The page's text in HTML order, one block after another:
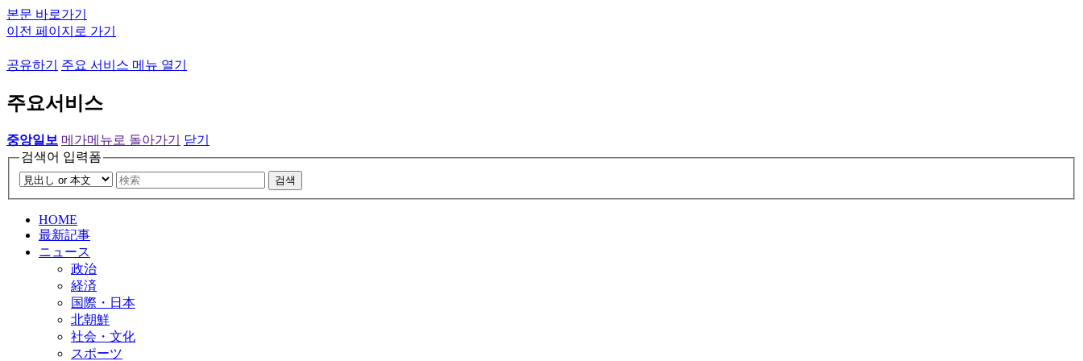
본문 바로가기
이전 페이지로 가기
공유하기 주요 서비스 메뉴 열기
주요서비스
중앙일보 메가메뉴로 돌아가기
닫기
검색어 입력폼
검색
HOME
最新記事
ニュース
政治
経済
国際・日本
北朝鮮
社会・文化
スポーツ